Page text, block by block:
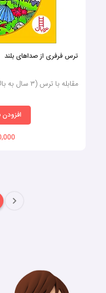
ترس فرفری از صداهای بلند
مقابله با ترس (٣ سال به بالا)